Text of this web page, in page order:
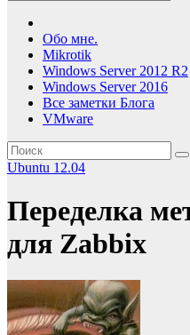
Обо мне.
Mikrotik
Windows Server 2012 R2
Windows Server 2016
Все заметки Блога
VMware
Ubuntu 12.04
Переделка
для Zabbix